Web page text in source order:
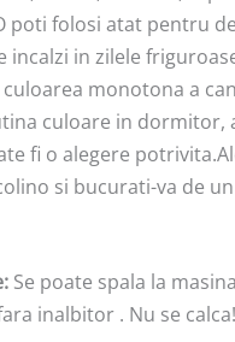
poti folosi atat pentru
incalzi in zilele
monotona a
culoare in dormitor,
fi o alegere
si bucurati-va de
Se poate spala la
inalbitor . Nu se calca!